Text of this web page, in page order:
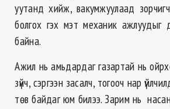
уутанд хийж, вакумжуулаад
болгох гэх мэт механик ажлуудыг
байна.
Ажил нь амьдардаг газартай нь
зүйч, сэргээн засалч, тогооч нар
төв байдаг юм билээ. Зарим нь